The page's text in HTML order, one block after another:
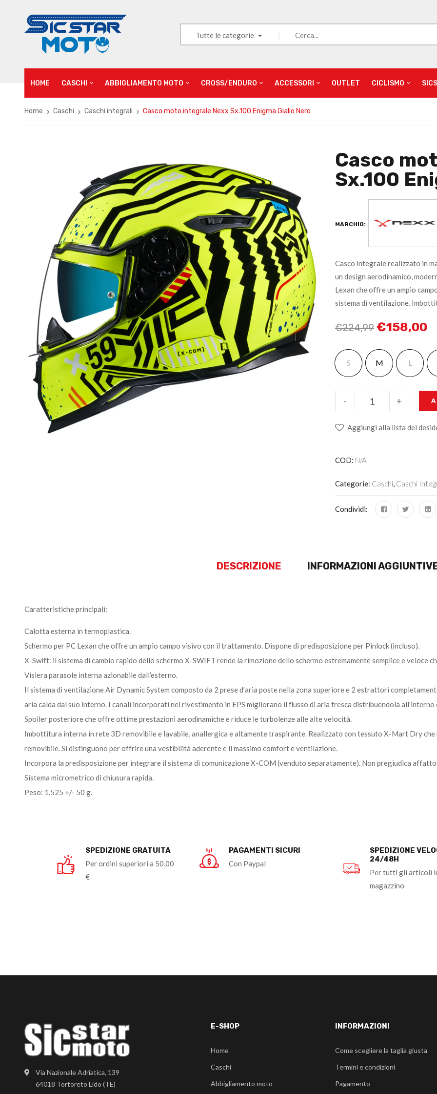
Tutte le categorie
HOME CASCHI ABBIGLIAMENTO MOTO CROSS/ENDURO ACCESSORI OUTLET CICLISMO
Home Caschi Caschi integrali Casco moto integrale Nexx Sx.100 Enigma Giallo Nero
Casco
Sx.100
MARCHIO:
Casco integrale realizzato in
un design aerodinamico,
Lexan che offre un ampio
sistema di ventilazione.
€224,99 €158,00
S M L
+
-
Aggiungi alla lista dei
COD: N/A
Categorie: Caschi Caschi
Condividi:
DESCRIZIONE INFORMAZIONI
Caratteristiche principali:
Calotta esterna in termoplastica.
Schermo per PC Lexan che offre un ampio campo visivo con il trattamento. Dispone di predisposizione per Pinlock (incluso).
X-Swift: il sistema di cambio rapido dello schermo X-SWIFT rende la rimozione dello schermo estremamente semplice e veloce
Visiera parasole interna azionabile dall’esterno.
Il sistema di ventilazione Air Dynamic System composto da 2 prese d’aria poste nella zona superiore e 2 estrattori
aria calda dal suo interno. I canali incorporati nel rivestimento in EPS migliorano il flusso di aria fresca distribuendola all’interno
Spoiler posteriore che offre ottime prestazioni aerodinamiche e riduce le turbolenze alle alte velocità.
Imbottitura interna in rete 3D removibile e lavabile, anallergica e altamente traspirante. Realizzato con tessuto X-Mart Dry
removibile. Si distinguono per offrire una vestibilità aderente e il massimo comfort e ventilazione.
Incorpora la predisposizione per integrare il sistema di comunicazione X-COM (venduto separatamente). Non pregiudica affatto
Sistema micrometrico di chiusura rapida.
Peso: 1.525 +/- 50 g.
SPEDIZIONE GRATUITA
Per ordini superiori a 50,00
€
PAGAMENTI SICURI
Con Paypal
SPEDIZIONE
24/48H
Per tutti gli articoli
magazzino
Via Nazionale Adriatica, 139
64018 Tortoreto Lido (TE)
E-SHOP
Home
Caschi
Abbigliamento moto
INFORMAZIONI
Come scegliere la taglia giusta
Termini e condizioni
Pagamento